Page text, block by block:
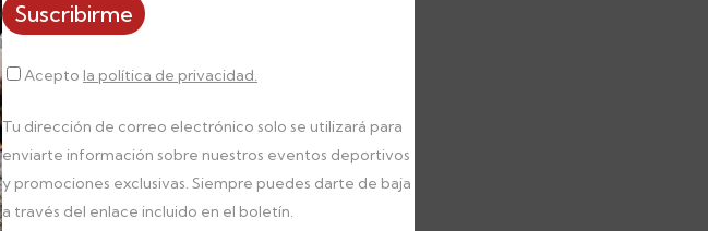
Acepto la política de privacidad.
Tu dirección de correo electrónico solo se utilizará para
enviarte información sobre nuestros eventos deportivos
y promociones exclusivas. Siempre puedes darte de baja
a través del enlace incluido en el boletín.